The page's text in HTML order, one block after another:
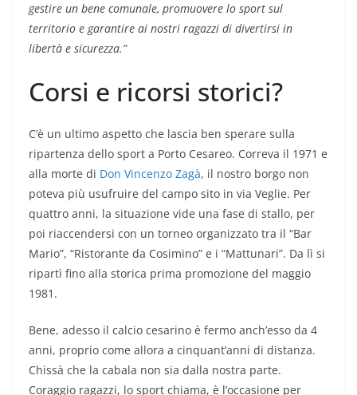
gestire un bene comunale, promuovere lo sport sul
territorio e garantire ai nostri ragazzi di divertirsi in
libertà e sicurezza.”
Corsi e ricorsi storici?
C’è un ultimo aspetto che lascia ben sperare sulla
ripartenza dello sport a Porto Cesareo. Correva il 1971 e
alla morte di Don Vincenzo Zagà, il nostro borgo non
poteva più usufruire del campo sito in via Veglie. Per
quattro anni, la situazione vide una fase di stallo, per
poi riaccendersi con un torneo organizzato tra il “Bar
Mario”, “Ristorante da Cosimino” e i “Mattunari”. Da lì si
ripartì fino alla storica prima promozione del maggio
1981.
Bene, adesso il calcio cesarino è fermo anch’esso da 4
anni, proprio come allora a cinquant’anni di distanza.
Chissà che la cabala non sia dalla nostra parte.
Coraggio ragazzi, lo sport chiama, è l’occasione per